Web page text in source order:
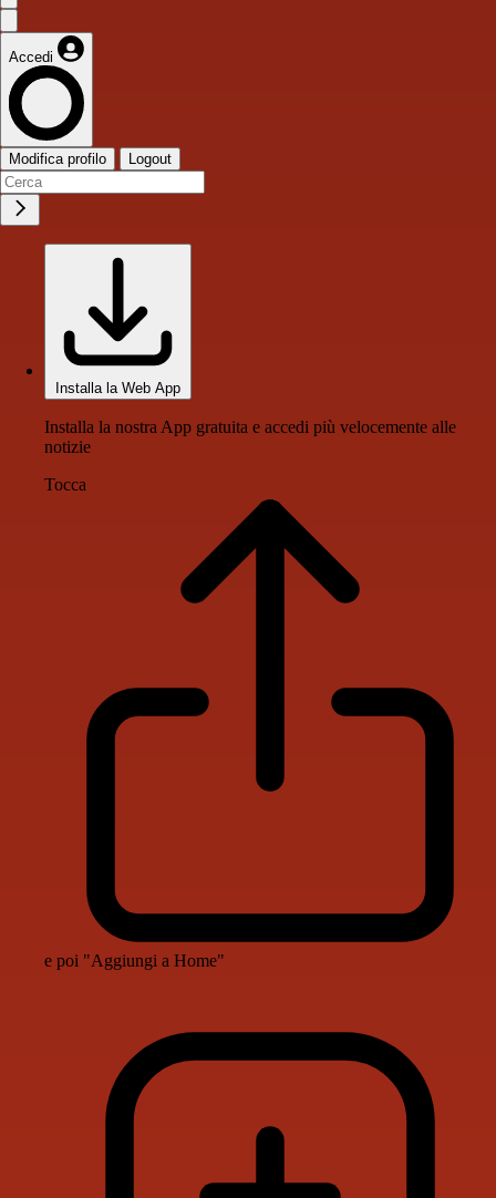
Accedi
Modifica profilo Logout
Installa la Web App
Installa la nostra App gratuita e accedi più velocemente alle
notizie
Tocca
e poi "Aggiungi a Home"